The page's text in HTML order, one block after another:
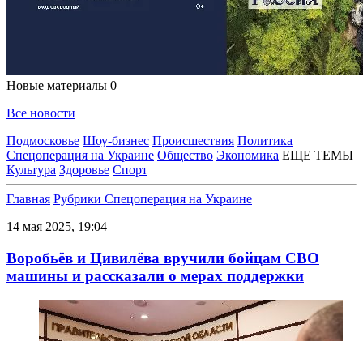
Новые материалы 0
Все новости
Подмосковье Шоу-бизнес Происшествия Политика
Спецоперация на Украине Общество Экономика ЕЩЕ ТЕМЫ
Культура Здоровье Спорт
Главная Рубрики Спецоперация на Украине
14 мая 2025, 19:04
Воробьёв и Цивилёва вручили бойцам СВО
машины и рассказали о мерах поддержки